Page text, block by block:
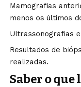
Mamografias
menos os últimos
Ultrassonografias
Resultados de
realizadas.
Saber o que